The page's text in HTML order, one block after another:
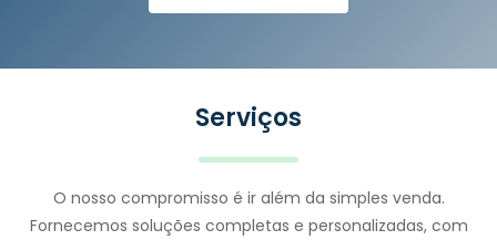
Serviços
O nosso compromisso é ir além da simples venda.
Fornecemos soluções completas e personalizadas, com